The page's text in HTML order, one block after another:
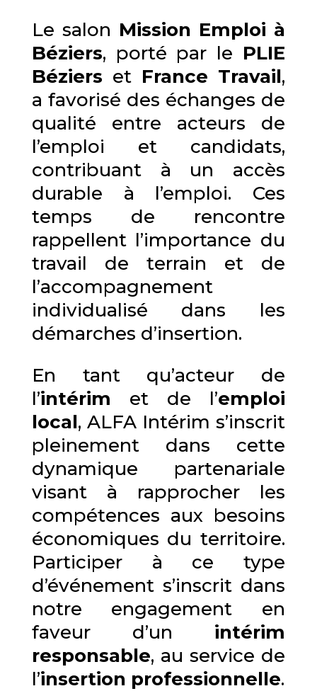
Le salon Mission Emploi à
Béziers, porté par le PLIE
Béziers et France Travail,
a favorisé des échanges de
qualité entre acteurs de
l’emploi et candidats,
contribuant à un accès
durable à l’emploi. Ces
temps de rencontre
rappellent l’importance du
travail de terrain et de
l’accompagnement
individualisé dans les
démarches d’insertion.
En tant qu’acteur de
l’intérim et de l’emploi
local, ALFA Intérim s’inscrit
pleinement dans cette
dynamique partenariale
visant à rapprocher les
compétences aux besoins
économiques du territoire.
Participer à ce type
d’événement s’inscrit dans
notre engagement en
faveur d’un intérim
responsable, au service de
l’insertion professionnelle.